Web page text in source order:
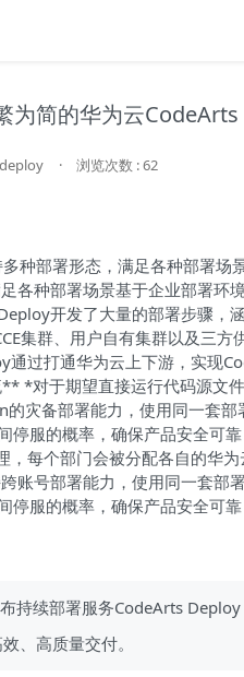
为简的华为云
· 浏览次数 : 62
种部署形态，满足各种部署
各种部署场景基于企业部署
开发了大量的部署步骤，
集群、用户自有集群以及三
过打通华为云上下游，实现
*对于期望直接运行代码源文
灾备部署能力，使用同一套
停服的概率，确保产品安全
，每个部门会被分配各自的华
账号部署能力，使用同一套部
停服的概率，确保产品安全可靠
持续部署服务CodeArts
、高质量交付。